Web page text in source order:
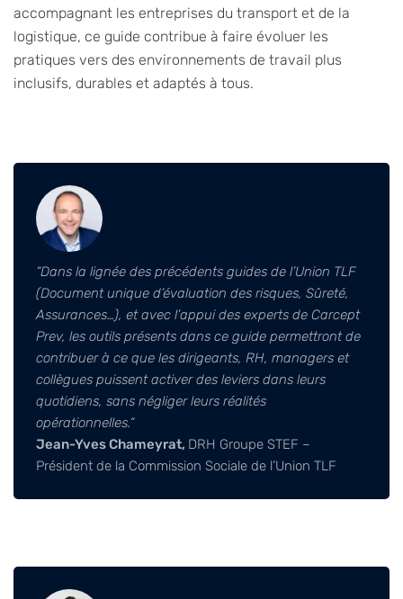
accompagnant les entreprises du transport et de la
logistique, ce guide contribue à faire évoluer les
pratiques vers des environnements de travail plus
inclusifs, durables et adaptés à tous.
“Dans la lignée des précédents guides de l’Union TLF
(Document unique d’évaluation des risques, Sûreté,
Assurances…), et avec l’appui des experts de Carcept
Prev, les outils présents dans ce guide permettront de
contribuer à ce que les dirigeants, RH, managers et
collègues puissent activer des leviers dans leurs
quotidiens, sans négliger leurs réalités
opérationnelles.“
Jean-Yves Chameyrat, DRH Groupe STEF –
Président de la Commission Sociale de l’Union TLF